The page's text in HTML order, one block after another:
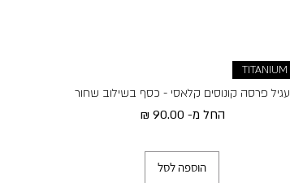
TITANIUM
עגיל פרסה קונוסים קלאסי - כסף בשילוב שחור
החל מ-
מחיר מבצע
הוספה לסל